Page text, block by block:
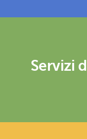
Servizi